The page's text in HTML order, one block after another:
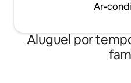
incluindo um armazém
Ar-
Aluguel por